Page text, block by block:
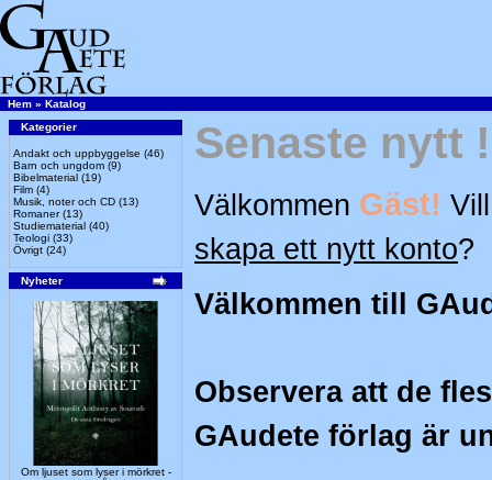
Hem » Katalog
Kategorier
Andakt och uppbyggelse (46)
Barn och ungdom (9)
Bibelmaterial (19)
Film (4)
Musik, noter och CD (13)
Romaner(13)
Studiematerial (40)
Teologi (33)
Övrigt (24)
Nyheter
Om ljuset som lyser i mörkret -
Senaste nytt !
Välkommen Gäst!
skapa ett nytt konto?
Välkommen till
Observera att de
GAudete förlag är